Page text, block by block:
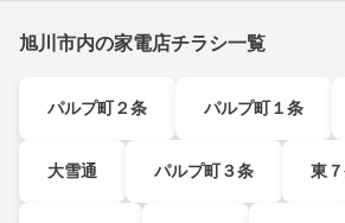
旭川市内の家電店チラシ一覧
パルプ町２条 パルプ町１条
大雪通 パルプ町３条 東